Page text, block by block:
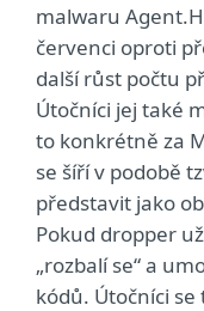
malwaru
červenci oproti
další růst počtu
Útočníci jej také
to konkrétně za
se šíří v podobě
představit jako
Pokud dropper
„rozbalí se“ a
kódů. Útočníci